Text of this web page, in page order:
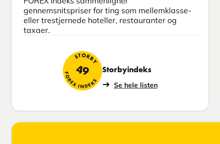
gennemsnitspriser for ting som mellemklasse-
eller trestjernede hoteller, restauranter og
taxaer.
STORBY
49
FOREX INDEKS Storbyindeks
Se hele listen